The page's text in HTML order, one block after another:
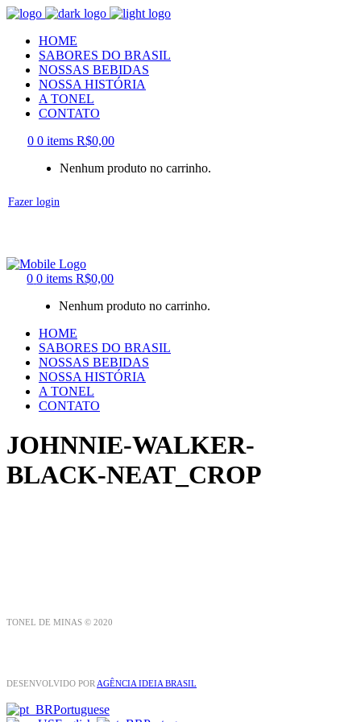
HOME
SABORES DO BRASIL
NOSSAS BEBIDAS
NOSSA HISTÓRIA
A TONEL
CONTATO
0 0 items R$0,00
Nenhum produto no carrinho.
Fazer login
0 0 items R$0,00
Nenhum produto no carrinho.
HOME
SABORES DO BRASIL
NOSSAS BEBIDAS
NOSSA HISTÓRIA
A TONEL
CONTATO
JOHNNIE-WALKER-
BLACK-NEAT_CROP
TONEL DE MINAS © 2020
DESENVOLVIDO PORAGÊNCIA IDEIA BRASIL
Portuguese